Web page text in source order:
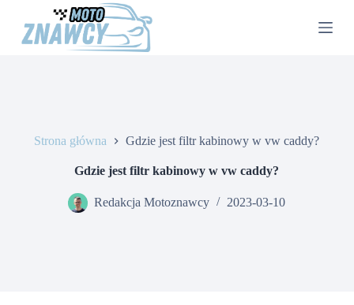
Strona główna Gdzie jest filtr kabinowy w vw caddy?
Gdzie jest filtr kabinowy w vw caddy?
Redakcja Motoznawcy 2023-03-10